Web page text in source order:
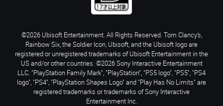
©2026 Ubisoft Entertainment. All Rights Reserved. Tom Clancy’s,
Rainbow Six, the Soldier Icon, Ubisoft, and the Ubisoft logo are
registered or unregistered trademarks of Ubisoft Entertainment in the
US and/or other countries. ©2026 Sony Interactive Entertainment
LLC. "PlayStation Family Mark", "PlayStation", "PS5 logo", "PS5", "PS4
logo", "PS4", "PlayStation Shapes Logo" and "Play Has No Limits" are
registered trademarks or trademarks of Sony Interactive
Entertainment Inc.